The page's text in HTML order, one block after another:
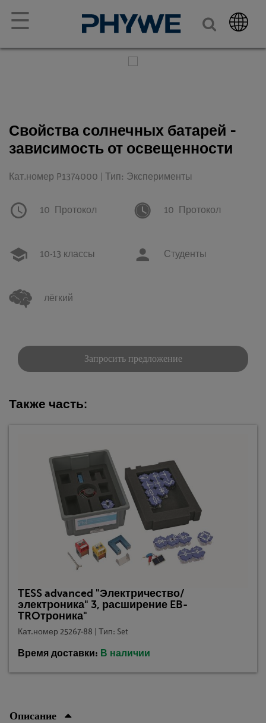
☰
Свойства солнечных батарей -
зависимость от освещенности
Кат.номер P1374000 | Тип: Эксперименты
10 Протокол 10 Протокол
10-13 классы Студенты
лёгкий
Запросить предложение
Также часть:
TESS advanced "Электричество/
электроника" 3, расширение EB-
TROтроника"
Кат.номер 25267-88 | Тип: Set
Время доставки: В наличии
Описание